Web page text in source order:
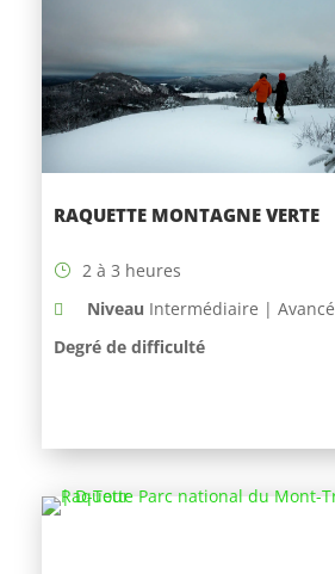
RAQUETTE MONTAGNE VERTE
2 à 3 heures
Niveau Intermédiaire | Avancé
Degré de difficulté